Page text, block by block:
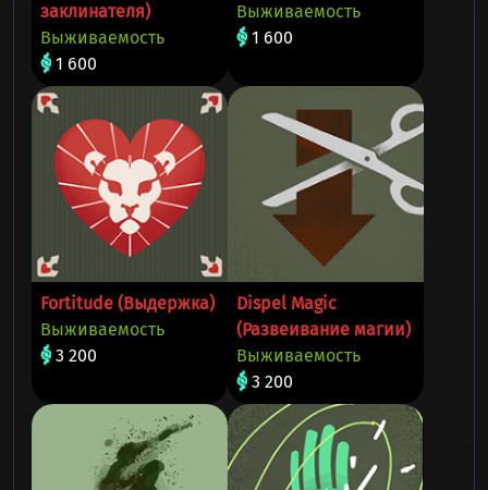
заклинателя)
Выживаемость
1 600
Выживаемость
1 600
Fortitude (Выдержка)
Выживаемость
3 200
Dispel Magic
(Развеивание магии)
Выживаемость
3 200